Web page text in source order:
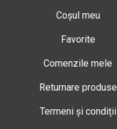
Coșul meu
Favorite
Comenzile mele
Returnare produse
Termeni și condiții